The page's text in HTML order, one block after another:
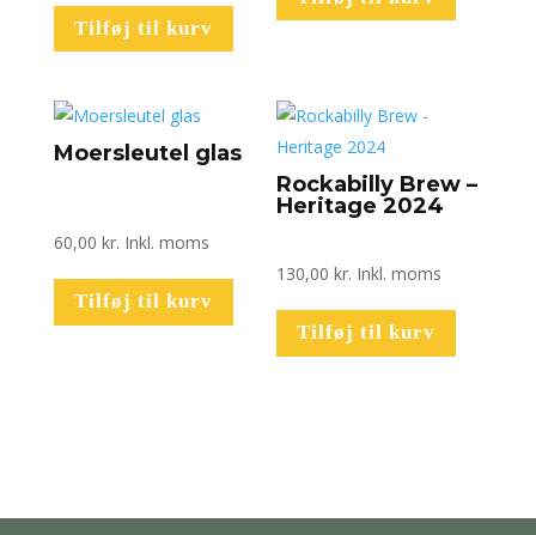
Tilføj til kurv
Moersleutel glas
60,00 kr. Inkl. moms
Tilføj til kurv
Rockabilly Brew –
Heritage 2024
130,00kr. Inkl. moms
Tilføj til kurv